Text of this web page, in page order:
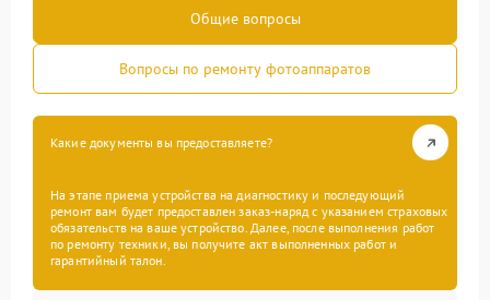
Общие вопросы
Вопросы по ремонту фотоаппаратов
Какие документы вы предоставляете?
На этапе приема устройства на диагностику и последующий
ремонт вам будет предоставлен заказ-наряд с указанием страховых
обязательств на ваше устройство. Далее, после выполнения работ
по ремонту техники, вы получите акт выполненных работ и
гарантийный талон.